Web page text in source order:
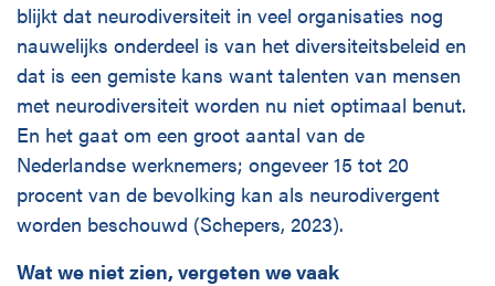
blijkt dat neurodiversiteit in veel organisaties nog
nauwelijks onderdeel is van het diversiteitsbeleid en
dat is een gemiste kans want talenten van mensen
met neurodiversiteit worden nu niet optimaal benut.
En het gaat om een groot aantal van de
Nederlandse werknemers; ongeveer 15 tot 20
procent van de bevolking kan als neurodivergent
worden beschouwd (Schepers, 2023).
Wat we niet zien, vergeten we vaak